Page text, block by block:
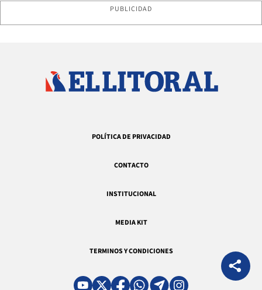
PUBLICIDAD
POLÍTICA DE PRIVACIDAD
CONTACTO
INSTITUCIONAL
MEDIA KIT
TERMINOS Y CONDICIONES